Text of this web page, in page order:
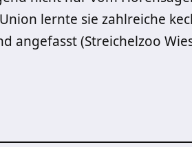
lernte sie zahlreiche
angefasst (Streichelzoo